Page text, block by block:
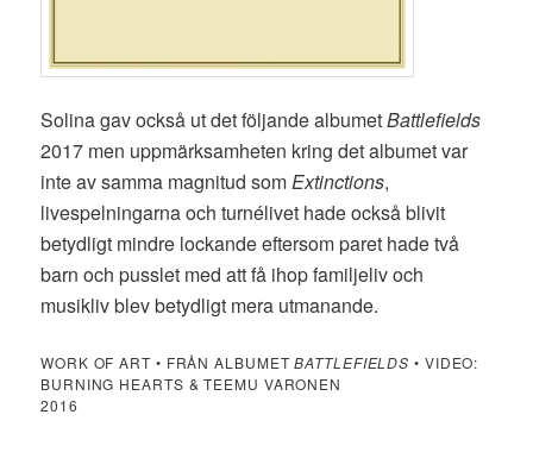
Solina gav också ut det följande albumetBattlefields
2017 men uppmärksamheten kring det albumet var
inte av samma magnitud som Extinctions,
livespelningarna och turnélivet hade också blivit
betydligt mindre lockande eftersom paret hade två
barn och pusslet med att få ihop familjeliv och
musikliv blev betydligt mera utmanande.
WORK OF ART • FRÅN ALBUMETBATTLEFIELDS • VIDEO:
BURNING HEARTS & TEEMU VARONEN
2016